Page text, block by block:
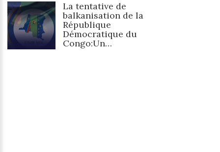
La tentative de
balkanisation de la
République
Démocratique du
Congo:Un…